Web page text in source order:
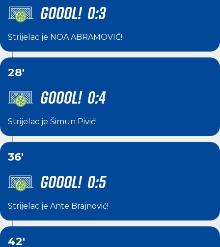
GOOOL! 0:3
Strijelac je NOA ABRAMOVIĆ!
28'
GOOOL! 0:4
Strijelac je Šimun Pivić!
36'
GOOOL! 0:5
Strijelac je Ante Brajnović!
42'